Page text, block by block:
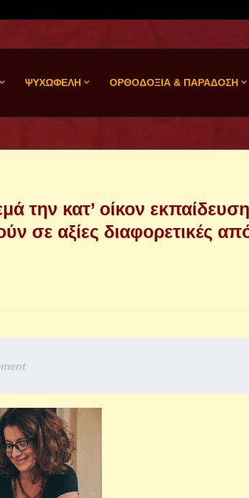
ΨΥΧΩΦΕΛΗ ΟΡΘΟΔΟΞΙΑ & ΠΑΡΑΔΟΣΗ
την κατ’ οίκον εκπαίδευση
σε αξίες διαφορετικές